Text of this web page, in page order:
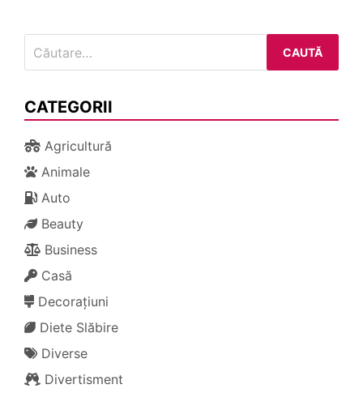
după:
CATEGORII
Agricultură
Animale
Auto
Beauty
Business
Casă
Decorațiuni
Diete Slăbire
Diverse
Divertisment